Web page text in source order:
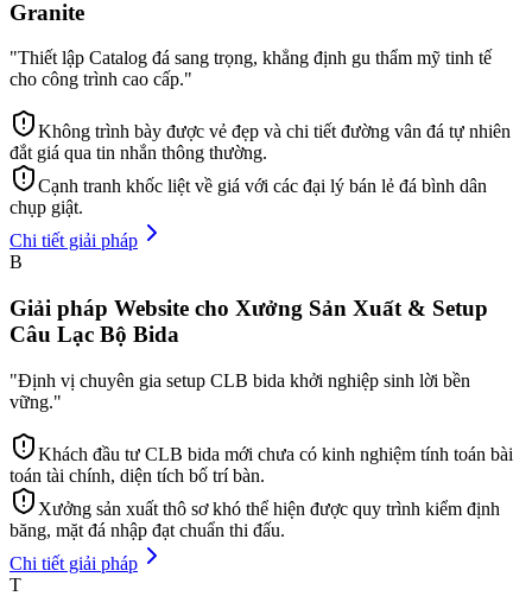
Granite
"Thiết lập Catalog đá sang trọng, khẳng định gu thẩm mỹ tinh tế
cho công trình cao cấp."
Không trình bày được vẻ đẹp và chi tiết đường vân đá tự nhiên
đắt giá qua tin nhắn thông thường.
Cạnh tranh khốc liệt về giá với các đại lý bán lẻ đá bình dân
chụp giật.
Chi tiết giải pháp
B
Giải pháp Website cho Xưởng Sản Xuất & Setup
Câu Lạc Bộ Bida
"Định vị chuyên gia setup CLB bida khởi nghiệp sinh lời bền
vững."
Khách đầu tư CLB bida mới chưa có kinh nghiệm tính toán bài
toán tài chính, diện tích bố trí bàn.
Xưởng sản xuất thô sơ khó thể hiện được quy trình kiểm định
băng, mặt đá nhập đạt chuẩn thi đấu.
Chi tiết giải pháp
T